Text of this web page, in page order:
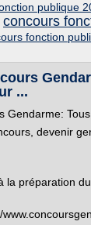
publique
concours
fonction
...
Gendarme:
devenir
la préparation